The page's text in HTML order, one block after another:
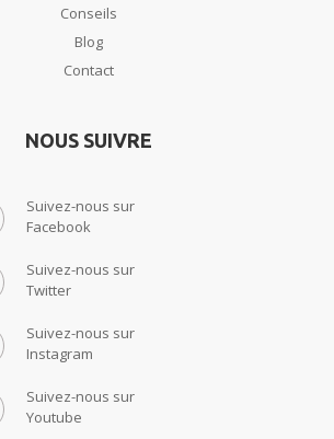
Conseils
Blog
Contact
NOUS SUIVRE
Suivez-nous sur
Facebook
Suivez-nous sur
Twitter
Suivez-nous sur
Instagram
Suivez-nous sur
Youtube